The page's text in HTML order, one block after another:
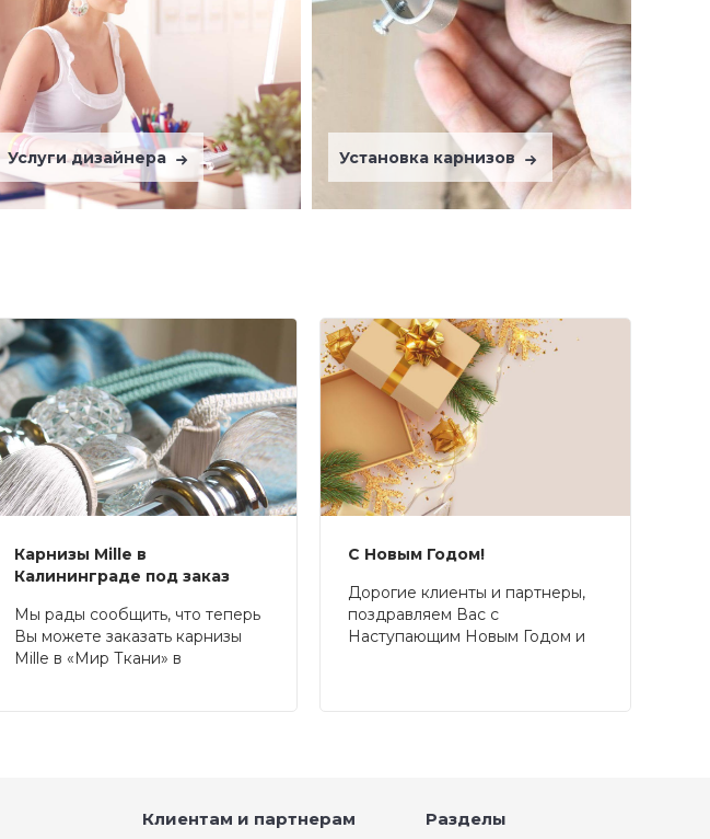
Услуги дизайнера Установка карнизов
Карнизы Mille в
Калининграде под заказ
Мы рады сообщить, что теперь
Вы можете заказать карнизы
Mille в «Мир Ткани» в
С Новым Годом!
Дорогие клиенты и партнеры,
поздравляем Вас с
Наступающим Новым Годом и
Клиентам и партнерам Разделы